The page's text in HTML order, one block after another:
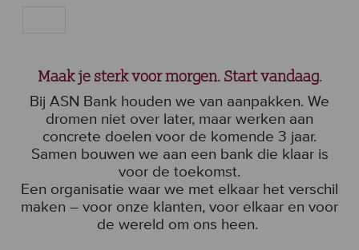
Maak je sterk voor morgen. Start vandaag.
Bij ASN Bank houden we van aanpakken. We
dromen niet over later, maar werken aan
concrete doelen voor de komende 3 jaar.
Samen bouwen we aan een bank die klaar is
voor de toekomst.
Een organisatie waar we met elkaar het verschil
maken – voor onze klanten, voor elkaar en voor
de wereld om ons heen.